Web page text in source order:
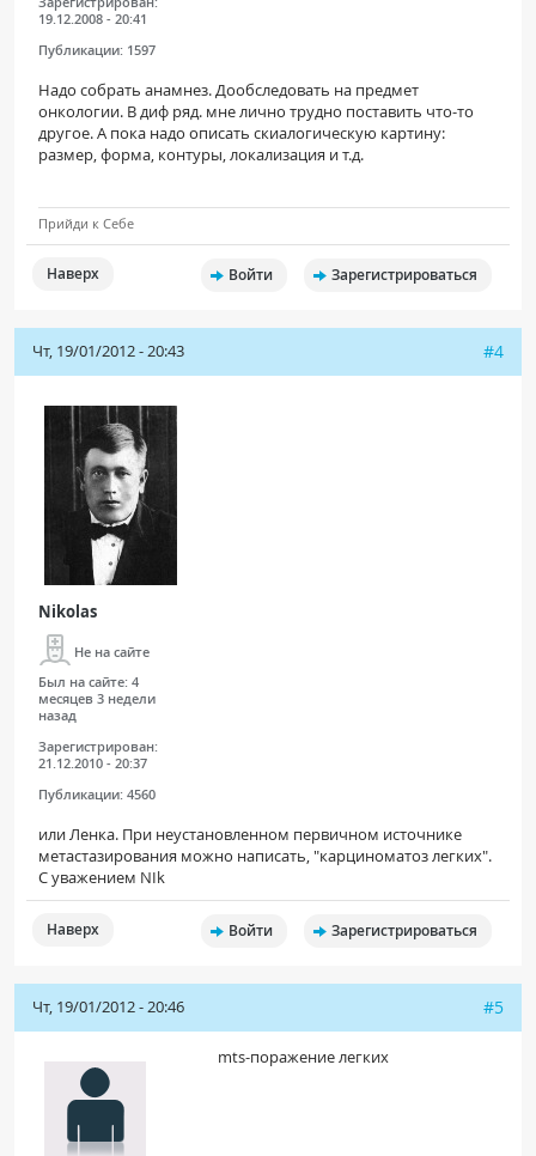
19.12.2008 - 20:41
Публикации: 1597
Надо собрать анамнез. Дообследовать на предмет
онкологии. В диф ряд. мне лично трудно поставить что-то
другое. А пока надо описать скиалогическую картину:
размер, форма, контуры, локализация и т.д.
Прийди к Себе
Наверх Войти Зарегистрироваться
Чт, 19/01/2012 - 20:43 #4
Nikolas
Не на сайте
Был на сайте: 4
месяцев 3 недели
назад
Зарегистрирован:
21.12.2010 - 20:37
Публикации: 4560
или Ленка. При неустановленном первичном источнике
метастазирования можно написать, "карциноматоз легких".
С уважением NIk
Наверх Войти Зарегистрироваться
Чт, 19/01/2012 - 20:46 #5
mts-поражение легких